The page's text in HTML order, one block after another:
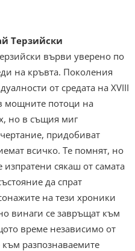
Терзийски
върви уверено по
на кръвта. Поколения
от средата на ХVІІІ
мощните потоци на
но в същия миг
придобиват
всичко. Те помнят, но
сякаш от самата
да спрат
на тези хроники
винаги се завръщат към
време независимо от
разпознаваемите